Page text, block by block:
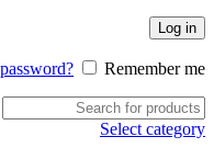
Log in
Remember me
Select category